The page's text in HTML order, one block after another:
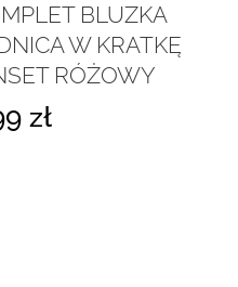
BLUZKA
W KRATKĘ
RÓŻOWY
zł